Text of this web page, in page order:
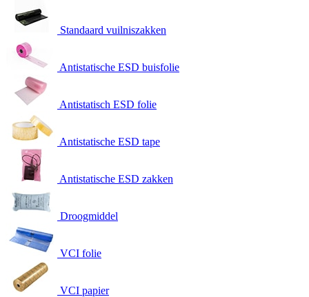
Standaard vuilniszakken
Antistatische ESD buisfolie
Antistatisch ESD folie
Antistatische ESD tape
Antistatische ESD zakken
Droogmiddel
VCI folie
VCI papier